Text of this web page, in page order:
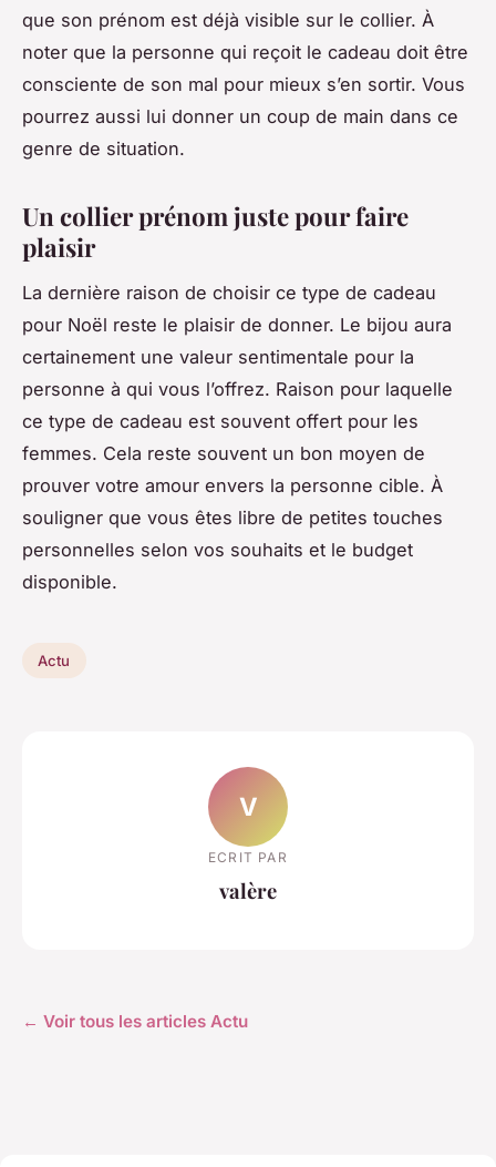
que son prénom est déjà visible sur le collier. À
noter que la personne qui reçoit le cadeau doit être
consciente de son mal pour mieux s’en sortir. Vous
pourrez aussi lui donner un coup de main dans ce
genre de situation.
Un collier prénom juste pour faire
plaisir
La dernière raison de choisir ce type de cadeau
pour Noël reste le plaisir de donner. Le bijou aura
certainement une valeur sentimentale pour la
personne à qui vous l’offrez. Raison pour laquelle
ce type de cadeau est souvent offert pour les
femmes. Cela reste souvent un bon moyen de
prouver votre amour envers la personne cible. À
souligner que vous êtes libre de petites touches
personnelles selon vos souhaits et le budget
disponible.
Actu
V
ECRIT PAR
valère
← Voir tous les articles Actu